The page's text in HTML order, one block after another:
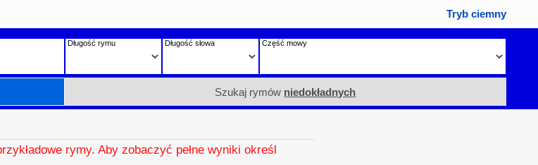
Tryb ciemny
Długość rymu Długość słowa Część mowy
Szukaj rymów niedokładnych
rymy. Aby zobaczyć pełne wyniki określ